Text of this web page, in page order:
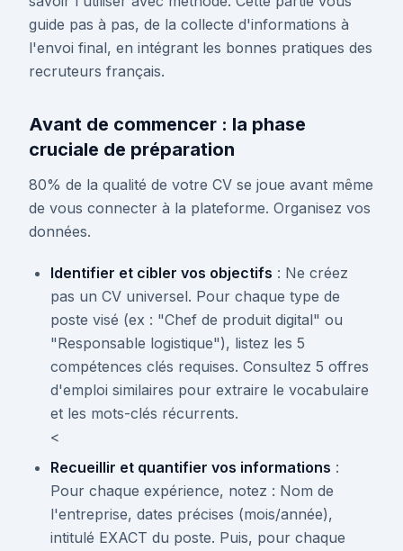
guide pas à pas, de la collecte d'informations à
l'envoi final, en intégrant les bonnes pratiques des
recruteurs français.
Avant de commencer : la phase
cruciale de préparation
80% de la qualité de votre CV se joue avant même
de vous connecter à la plateforme. Organisez vos
données.
Identifier et cibler vos objectifs : Ne créez
pas un CV universel. Pour chaque type de
poste visé (ex : "Chef de produit digital" ou
"Responsable logistique"), listez les 5
compétences clés requises. Consultez 5 offres
d'emploi similaires pour extraire le vocabulaire
et les mots-clés récurrents.
<
Recueillir et quantifier vos informations :
Pour chaque expérience, notez : Nom de
l'entreprise, dates précises (mois/année),
intitulé EXACT du poste. Puis, pour chaque